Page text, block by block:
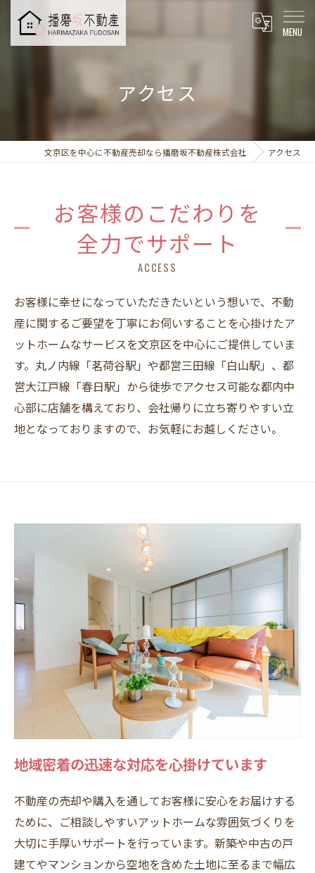
アクセス
文京区を中心に不動産売却なら播磨坂不動産株式会社 アクセス
お客様のこだわりを
全力でサポート
ACCESS
お客様に幸せになっていただきたいという想いで、不動
産に関するご要望を丁寧にお伺いすることを心掛けたア
ットホームなサービスを文京区を中心にご提供していま
す。丸ノ内線「茗荷谷駅」や都営三田線「白山駅」、都
営大江戸線「春日駅」から徒歩でアクセス可能な都内中
心部に店舗を構えており、会社帰りに立ち寄りやすい立
地となっておりますので、お気軽にお越しください。
地域密着の迅速な対応を心掛けています
不動産の売却や購入を通してお客様に安心をお届けする
ために、ご相談しやすいアットホームな雰囲気づくりを
大切に手厚いサポートを行っています。新築や中古の戸
建てやマンションから空地を含めた土地に至るまで幅広